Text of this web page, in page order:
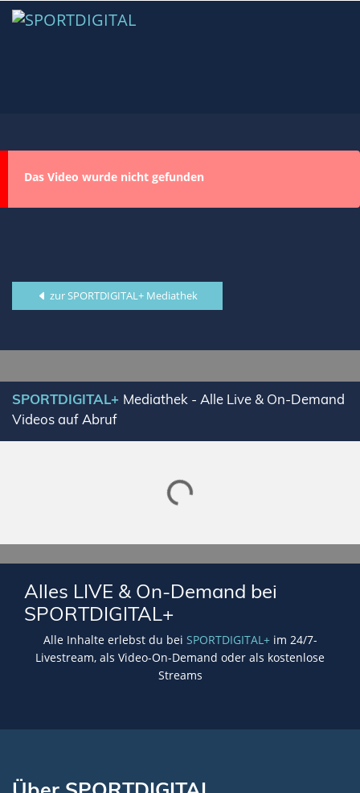
Das Video wurde nicht gefunden
zur SPORTDIGITAL+ Mediathek
SPORTDIGITAL+ Mediathek - Alle Live & On-Demand
Videos auf Abruf
Lade SPORTDIGITAL+ Mediathek
Alles LIVE & On-Demand bei
SPORTDIGITAL+
Alle Inhalte erlebst du bei SPORTDIGITAL+im 24/7-
Livestream, als Video-On-Demand oder als kostenlose
Streams